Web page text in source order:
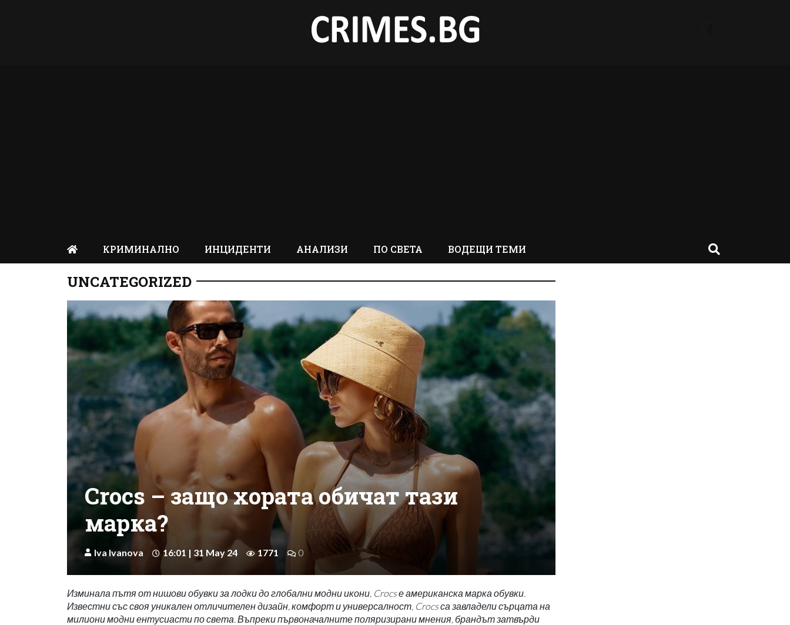
КРИМИНАЛНО ИНЦИДЕНТИ АНАЛИЗИ ПО СВЕТА ВОДЕЩИ ТЕМИ
UNCATEGORIZED
Crocs – защо хората обичат тази
марка?
Iva Ivanova 16:01 | 31 May 24 1771 0
Изминала пътя от нишови обувки за лодки до глобални модни икони, Crocs е американска марка обувки.
Известни със своя уникален отличителен дизайн, комфорт и универсалност, Crocs са завладели сърцата на
милиони модни ентусиасти по света. Въпреки първоначалните поляризирани мнения, брандът затвърди